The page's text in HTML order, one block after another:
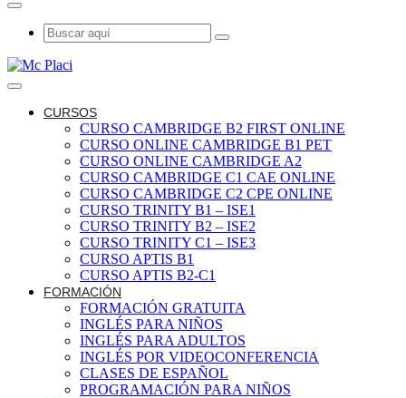
CURSOS
CURSO CAMBRIDGE B2 FIRST ONLINE
CURSO ONLINE CAMBRIDGE B1 PET
CURSO ONLINE CAMBRIDGE A2
CURSO CAMBRIDGE C1 CAE ONLINE
CURSO CAMBRIDGE C2 CPE ONLINE
CURSO TRINITY B1 – ISE1
CURSO TRINITY B2 – ISE2
CURSO TRINITY C1 – ISE3
CURSO APTIS B1
CURSO APTIS B2-C1
FORMACIÓN
FORMACIÓN GRATUITA
INGLÉS PARA NIÑOS
INGLÉS PARA ADULTOS
INGLÉS POR VIDEOCONFERENCIA
CLASES DE ESPAÑOL
PROGRAMACIÓN PARA NIÑOS